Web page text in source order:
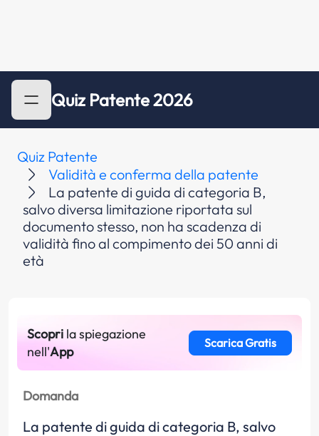
Quiz Patente 2026
Quiz Patente
Validità e conferma della patente
La patente di guida di categoria B,
salvo diversa limitazione riportata sul
documento stesso, non ha scadenza di
validità fino al compimento dei 50 anni di
età
Scopri la spiegazione
nell'App
Scarica Gratis
Domanda
La patente di guida di categoria B, salvo